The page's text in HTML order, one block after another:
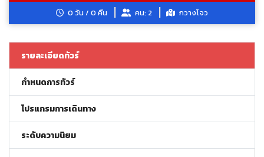
0 วัน / 0 คืน คน: 2 กวางโจว
รายละเอียดทัวร์
กำหนดการทัวร์
โปรแกรมการเดินทาง
ระดับความนิยม